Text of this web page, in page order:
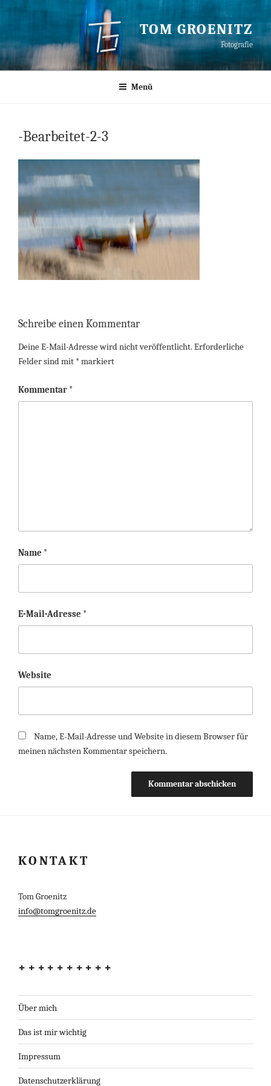
TOM GROENITZ
Fotografie
Menü
-Bearbeitet-2-3
Schreibe einen Kommentar
Deine E-Mail-Adresse wird nicht veröffentlicht.Erforderliche
Felder sind mit *markiert
Kommentar *
Name *
E-Mail-Adresse *
Website
Name, E-Mail-Adresse und Website in diesem Browser für
meinen nächsten Kommentar speichern.
KONTAKT
Tom Groenitz
info@tomgroenitz.de
++++++++++
Über mich
Das ist mir wichtig
Impressum
Datenschutzerklärung